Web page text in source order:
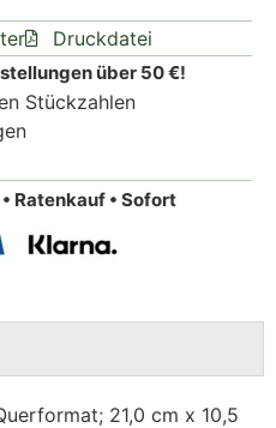
Druckdatei
über 50 €!
Stückzahlen
Ratenkauf • Sofort
21,0 cm x 10,5